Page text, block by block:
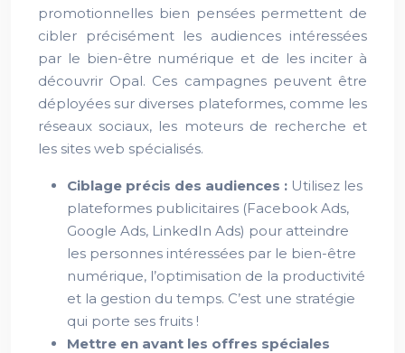
promotionnelles bien pensées permettent de
cibler précisément les audiences intéressées
par le bien-être numérique et de les inciter à
découvrir Opal. Ces campagnes peuvent être
déployées sur diverses plateformes, comme les
réseaux sociaux, les moteurs de recherche et
les sites web spécialisés.
Ciblage précis des audiences : Utilisez les
plateformes publicitaires (Facebook Ads,
Google Ads, LinkedIn Ads) pour atteindre
les personnes intéressées par le bien-être
numérique, l’optimisation de la productivité
et la gestion du temps. C’est une stratégie
qui porte ses fruits !
Mettre en avant les offres spéciales